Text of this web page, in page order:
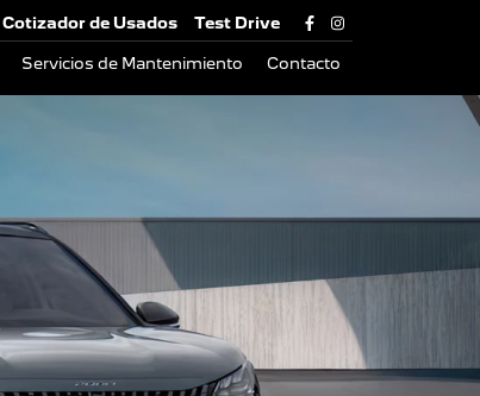
Cotizador de Usados Test Drive
Servicios de Mantenimiento Contacto